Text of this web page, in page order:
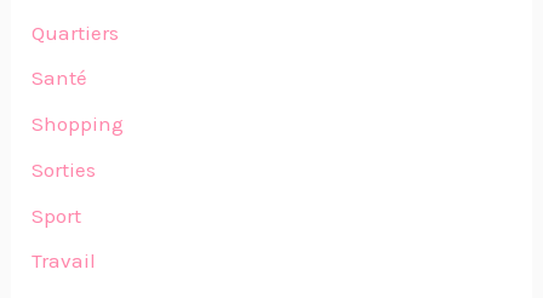
Quartiers
Santé
Shopping
Sorties
Sport
Travail